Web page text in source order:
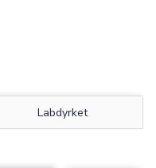
Labdyrket